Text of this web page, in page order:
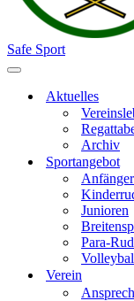
Safe Sport
Navigationsmenü
Aktuelles
Archiv
Sportangebot
Junioren
Para-
Verein